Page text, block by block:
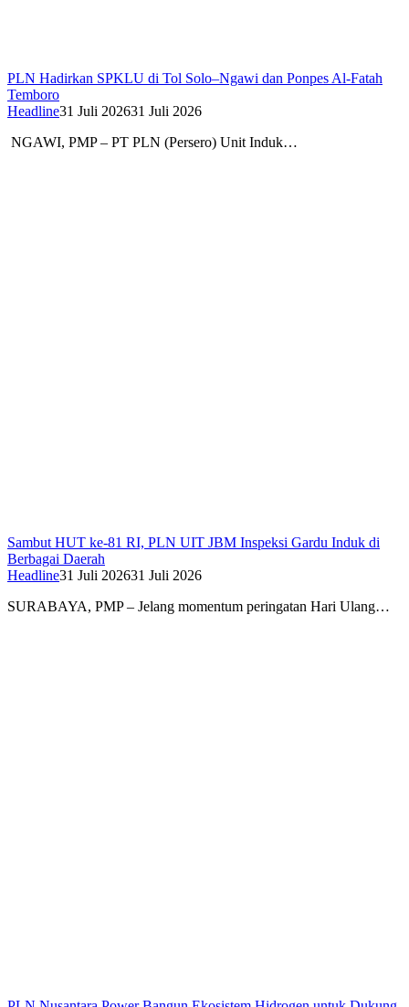
PLN Hadirkan SPKLU di Tol Solo–Ngawi dan Ponpes Al-Fatah
Temboro
Headline31 Juli 202631 Juli 2026
NGAWI, PMP – PT PLN (Persero) Unit Induk…
Sambut HUT ke-81 RI, PLN UIT JBM Inspeksi Gardu Induk di
Berbagai Daerah
Headline31 Juli 202631 Juli 2026
SURABAYA, PMP – Jelang momentum peringatan Hari Ulang…